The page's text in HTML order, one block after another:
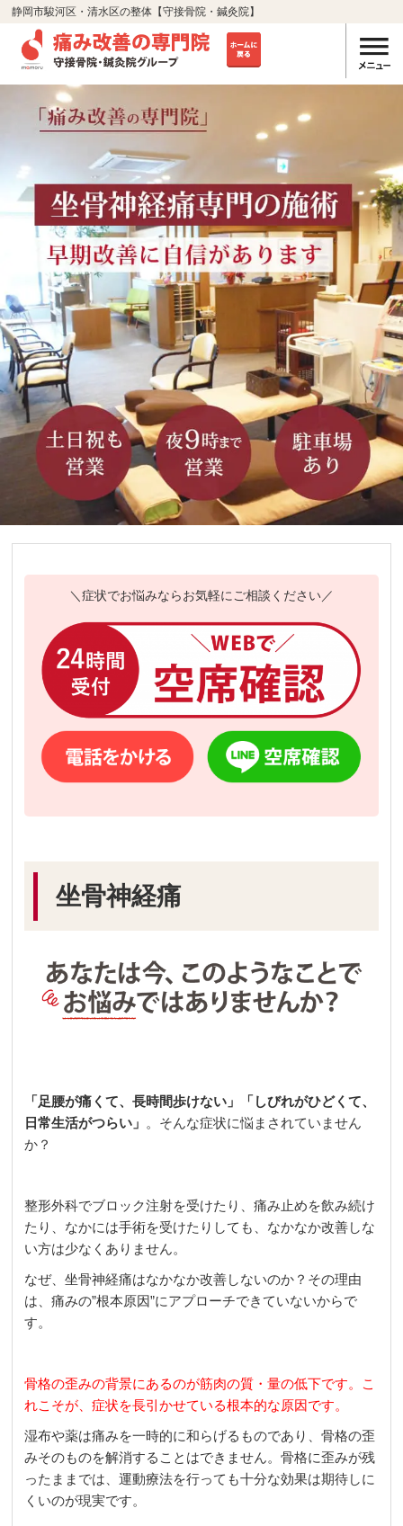
静岡市駿河区・清水区の整体【守接骨院・鍼灸院】
＼症状でお悩みならお気軽にご相談ください／
坐骨神経痛
「足腰が痛くて、長時間歩けない」「しびれがひどくて、
日常生活がつらい」 。そんな症状に悩まされていません
か？
整形外科でブロック注射を受けたり、痛み止めを飲み続け
たり、なかには手術を受けたりしても、なかなか改善しな
い方は少なくありません。
なぜ、坐骨神経痛はなかなか改善しないのか？その理由
は、痛みの”根本原因”にアプローチできていないからで
す。
骨格の歪みの背景にあるのが筋肉の質・量の低下です。こ
れこそが、症状を長引かせている根本的な原因です。
湿布や薬は痛みを一時的に和らげるものであり、骨格の歪
みそのものを解消することはできません。骨格に歪みが残
ったままでは、運動療法を行っても十分な効果は期待しに
くいのが現実です。